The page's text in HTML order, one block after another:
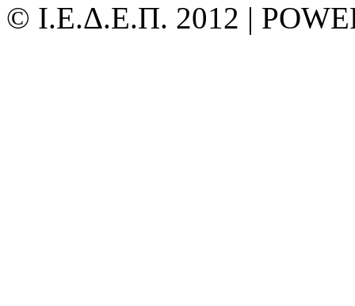
© Ι.Ε.Δ.Ε.Π. 2012 |